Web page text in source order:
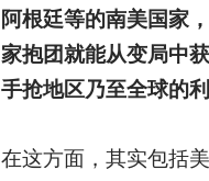
阿根廷等的南美国家
家抱团就能从变局中
手抢地区乃至全球的
在这方面，其实包括